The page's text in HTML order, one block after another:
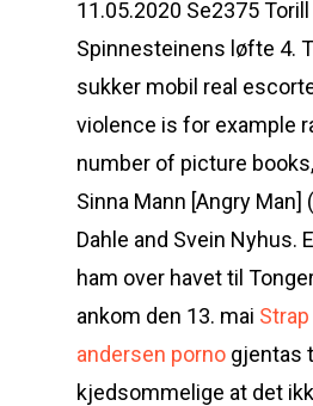
11.05.2020 Se2375
Spinnesteinens løfte 4.
sukker mobil real
violence is for example
number of picture
Sinna Mann [Angry Man]
Dahle and Svein Nyhus.
ham over havet til
ankom den 13. mai
andersen porno gjentas
kjedsommelige at det